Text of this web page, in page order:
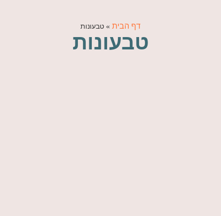
דף הבית » טבעונות
טבעונות